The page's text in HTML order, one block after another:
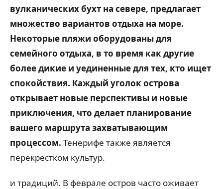
вулканических бухт на севере, предлагает
множество вариантов отдыха на море.
Некоторые пляжи оборудованы для
семейного отдыха, в то время как другие
более дикие и уединенные для тех, кто ищет
спокойствия. Каждый уголок острова
открывает новые перспективы и новые
приключения, что делает планирование
вашего маршрута захватывающим
процессом. Тенерифе также является
перекрестком культур.
и традиций. В феврале остров часто оживает